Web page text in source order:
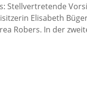
Stellvertretende
Elisabeth
Robers. In der